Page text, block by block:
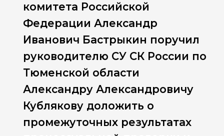
комитета Российской
Федерации Александр
Иванович Бастрыкин поручил
руководителю СУ СК России по
Тюменской области
Александру Александровичу
Кублякову доложить о
промежуточных результатах